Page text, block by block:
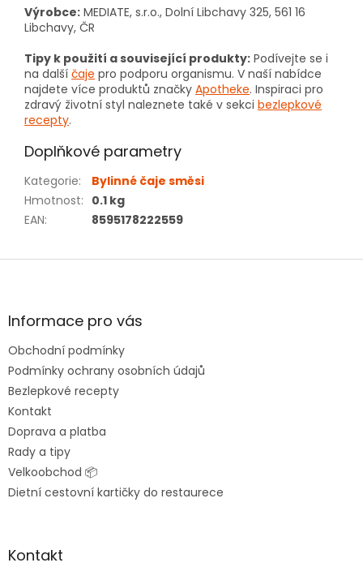
Výrobce: MEDIATE, s.r.o., Dolní Libchavy 325, 561 16
Libchavy, ČR
Tipy k použití a související produkty: Podívejte se i
na další čaje pro podporu organismu. V naší nabídce
najdete více produktů značky Apotheke. Inspiraci pro
zdravý životní styl naleznete také v sekci bezlepkové
recepty.
Doplňkové parametry
Kategorie:
Bylinné čaje směsi
Hmotnost: 0.1 kg
EAN: 8595178222559
Z
aInformace pro vás
Obchodní podmínky
Podmínky ochrany osobních údajů
Bezlepkové recepty
Kontakt
Doprava a platba
Rady a tipy
Velkoobchod 📦
Dietní cestovní kartičky do restaurece
Kontakt